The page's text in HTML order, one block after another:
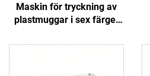
Maskin för tryckning av
plastmuggar i sex färger